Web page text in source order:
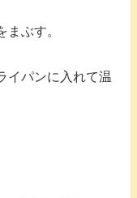
ぶす。
イパンに入れて温